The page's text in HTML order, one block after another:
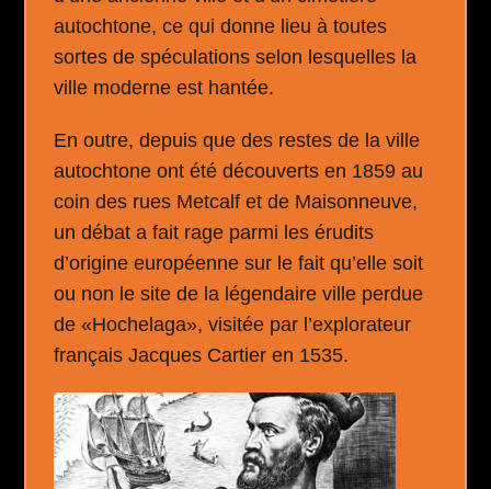
autochtone, ce qui donne lieu à toutes
sortes de spéculations selon lesquelles la
ville moderne est hantée.
En outre, depuis que des restes de la ville
autochtone ont été découverts en 1859 au
coin des rues Metcalf et de Maisonneuve,
un débat a fait rage parmi les érudits
d’origine européenne sur le fait qu’elle soit
ou non le site de la légendaire ville perdue
de «Hochelaga», visitée par l’explorateur
français Jacques Cartier en 1535.